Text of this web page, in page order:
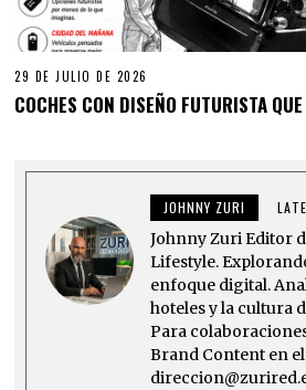
29 DE JULIO DE 2026
COCHES CON DISEÑO FUTURISTA
JOHNNY ZURI
Johnny Zuri Editor
Lifestyle.
enfoque digital.
hoteles y la cultura
Para
Brand Content en